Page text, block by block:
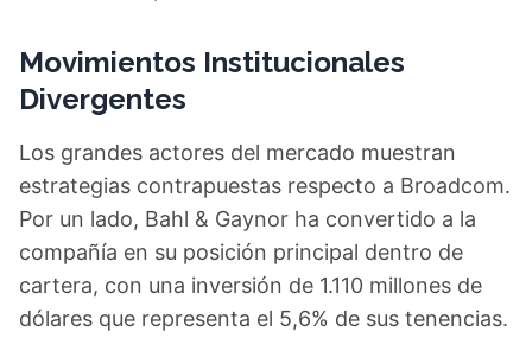
Movimientos Institucionales
Divergentes
Los grandes actores del mercado muestran
estrategias contrapuestas respecto a Broadcom.
Por un lado, Bahl & Gaynor ha convertido a la
compañía en su posición principal dentro de
cartera, con una inversión de 1.110 millones de
dólares que representa el 5,6% de sus tenencias.